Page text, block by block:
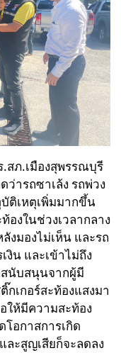
สภ.เมืองสุพรรณบุรี
ารถซาเล้ง รถพ่วง
ติเหตุเพิ่มมากขึ้น
องในช่วงเวลากลาง
งมองไม่เห็น และรถ
น และเข้าไม่ถึง
นับสนุนจากผู้มี
เกอร์สะท้องแสงมา
ให้มีความสะท้อง
อกาสการเกิด
ละสูญเสียก็จะลดลง